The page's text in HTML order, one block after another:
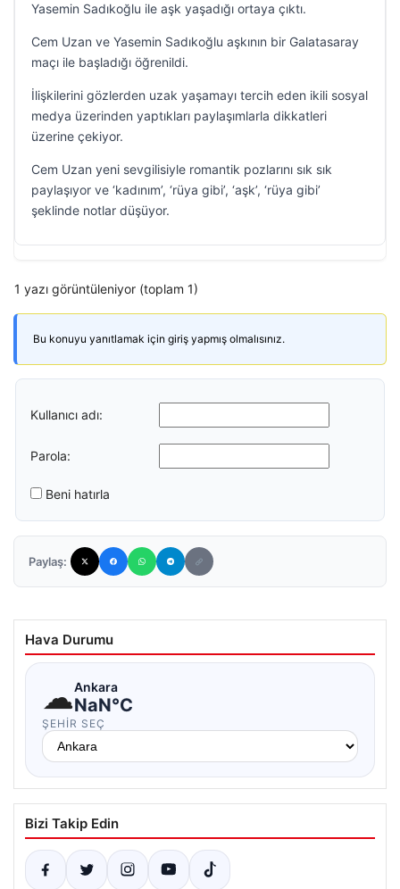
Yasemin Sadıkoğlu ile aşk yaşadığı ortaya çıktı.
Cem Uzan ve Yasemin Sadıkoğlu aşkının bir Galatasaray
maçı ile başladığı öğrenildi.
İlişkilerini gözlerden uzak yaşamayı tercih eden ikili sosyal
medya üzerinden yaptıkları paylaşımlarla dikkatleri
üzerine çekiyor.
Cem Uzan yeni sevgilisiyle romantik pozlarını sık sık
paylaşıyor ve ‘kadınım’, ‘rüya gibi’, ‘aşk’, ‘rüya gibi’
şeklinde notlar düşüyor.
1 yazı görüntüleniyor (toplam 1)
Bu konuyu yanıtlamak için giriş yapmış olmalısınız.
Kullanıcı adı:
Parola:
Beni hatırla
Paylaş:
Hava Durumu
☁Ankara
NaN°C
ŞEHIR SEÇ
Bizi Takip Edin